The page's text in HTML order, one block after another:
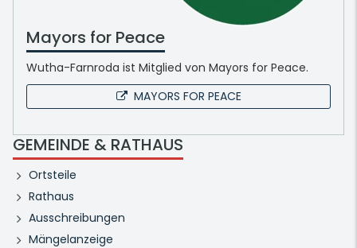
Mayors for Peace
Wutha-Farnroda ist Mitglied von Mayors for Peace.
MAYORS FOR PEACE
GEMEINDE & RATHAUS
Ortsteile
Rathaus
Ausschreibungen
Mängelanzeige